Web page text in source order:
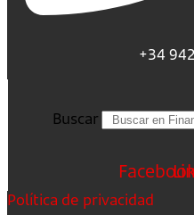
+34
Buscar
Política de privacidad